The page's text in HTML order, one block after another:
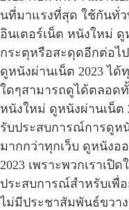
นที่มาแรงที่สุด ใช้กันทั่
อินเตอร์เน็ต หนังใหม่
กระตุหรือสะดุดอีกต่อไ
ดูหนังผ่านเน็ต 2023 ไ
ใดๆสามารถดูได้ตลอด
หนังใหม่ ดูหนังผ่านเน็ต
รับประสบการณ์การดูห
มากกว่าทุกเว็บ ดูหนังอ
2023 เพราะพวกเราเ
ประสบการณ์สำหรับเพื่
ไม่มีประชาสัมพันธ์ขวา